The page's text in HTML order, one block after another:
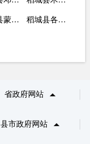
稻城县蒙自乡人民政府 稻城县各卡乡人民政府
省政府网站
县市政府网站